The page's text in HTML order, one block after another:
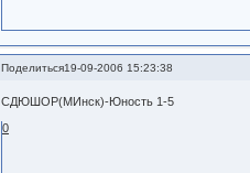
Поделиться19-09-2006 15:23:38
СДЮШОР(МИнск)-Юность 1-5
0